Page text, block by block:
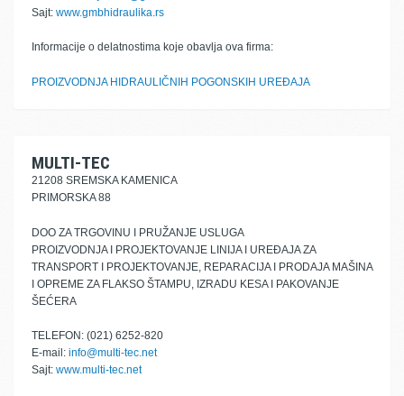
Sajt: www.gmbhidraulika.rs
Informacije o delatnostima koje obavlja ova firma:
PROIZVODNJA HIDRAULIČNIH POGONSKIH UREĐAJA
MULTI-TEC
21208 SREMSKA KAMENICA
PRIMORSKA 88
DOO ZA TRGOVINU I PRUŽANJE USLUGA
PROIZVODNJA I PROJEKTOVANJE LINIJA I UREĐAJA ZA
TRANSPORT I PROJEKTOVANJE, REPARACIJA I PRODAJA MAŠINA
I OPREME ZA FLAKSO ŠTAMPU, IZRADU KESA I PAKOVANJE
ŠEĆERA
TELEFON: (021) 6252-820
E-mail: info@multi-tec.net
Sajt: www.multi-tec.net